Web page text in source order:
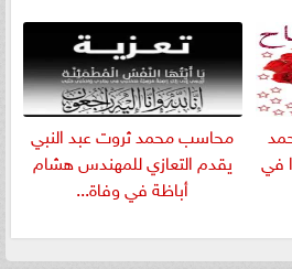
في
​محاسب محمد ثروت عبد النبي
يقدم التعازي للمهندس هشام
أباظة في وفاة...